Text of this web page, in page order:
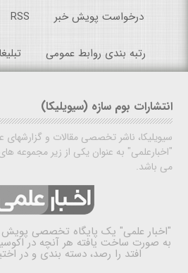
درخواست پویش خبر RSS
رتبه بندی روابط عمومی
انتشارات بوم سازه (سیویلیکا)
سیویلیکا، ناشر تخصصی مقالات و
"اخبارعلمی" به عنوان یکی از زیر مجموعه
می باشد.
"اخبار علمی" یک پایگاه تخصصی پویش
به صورت ساخت یافته هر آنچه در
افتد را رصد، دسته بندی و در